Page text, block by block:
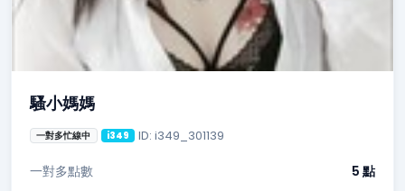
騷小媽媽
一對多忙線中 i349 ID: i349_301139
一對多點數 5 點